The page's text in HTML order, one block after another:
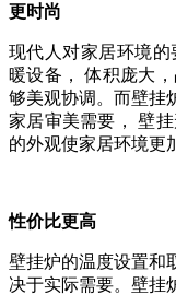
更时尚
现代人对家居环境的
暖设备，
体积庞大，
够美观协调。而壁挂
家居审美需要，
壁挂
的外观使家居环境更
性价比更高
壁挂炉的温度设置和
决于实际需要。壁挂